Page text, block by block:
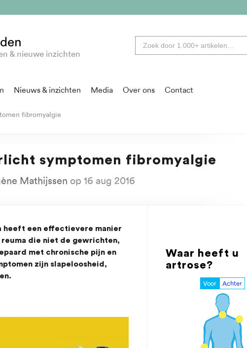
& nieuwe inzichten
Nieuws & inzichten Media Over ons Contact
fibromyalgie
symptomen fibromyalgie
Mathijssen op 16 aug 2016
heeft een effectievere manier
reuma die niet de gewrichten,
met chronische pijn en
zijn slapeloosheid,
Waar heeft u
artrose?
Voor Achter